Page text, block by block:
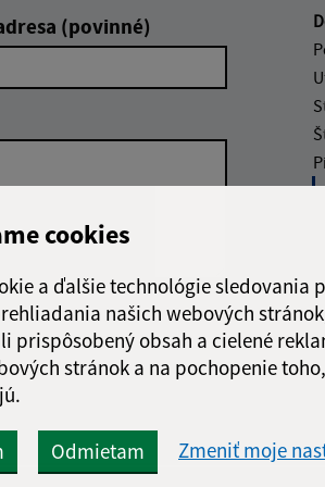
cookies
a ďalšie technológie sledovania
našich webových
prispôsobený obsah a cielené
stránok a na pochopenie
Odmietam Zmeniť moje
(povinné)
Google
Odoslať správu